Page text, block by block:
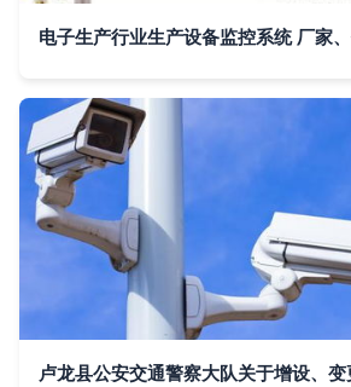
电子生产行业生产设备监控系统 厂家